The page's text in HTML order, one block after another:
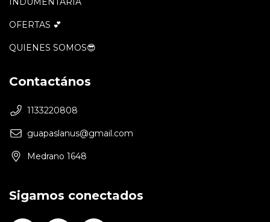
OFERTAS 💕
QUIENES SOMOS😎
Contactános
1133220808
guapaslanus@gmail.com
Medrano 1648
Sigamos conectados